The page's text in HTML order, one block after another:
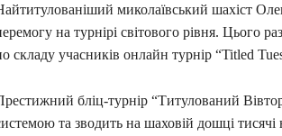
миколаївський шахіст
на турнірі світового рівня. Цього
складу учасників онлайн турнір “Titled
бліц-турнір “Титулований
та зводить на шаховій дошці